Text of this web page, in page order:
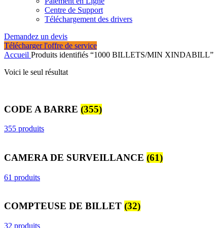
Centre de Support
Téléchargement des drivers
Demandez un devis
Télécharger l'offre de service
Accueil Produits identifiés “1000 BILLETS/MIN XINDABILL”
Voici le seul résultat
CODE A BARRE (355)
355 produits
CAMERA DE SURVEILLANCE (61)
61 produits
COMPTEUSE DE BILLET (32)
32 produits